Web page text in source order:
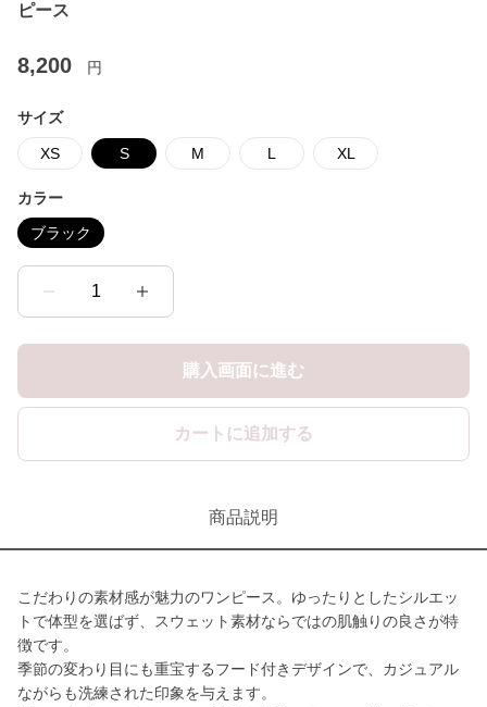
ピース
8,200 円
サイズ
XS S M L XL
カラー
ブラック
1
購入画面に進む
カートに追加する
商品説明
こだわりの素材感が魅力のワンピース。ゆったりとしたシルエッ
トで体型を選ばず、スウェット素材ならではの肌触りの良さが特
徴です。
季節の変わり目にも重宝するフード付きデザインで、カジュアル
ながらも洗練された印象を与えます。